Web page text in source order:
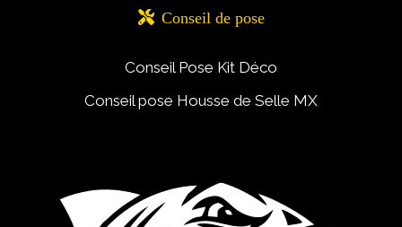
 Conseil de pose
Conseil Pose Kit Déco
Conseil pose Housse de Selle MX